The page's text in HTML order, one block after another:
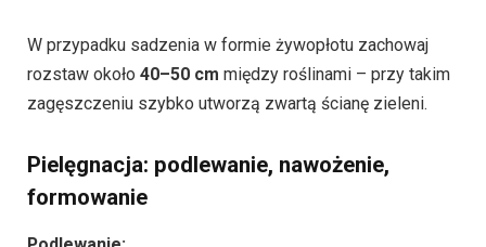
W przypadku sadzenia w formie żywopłotu zachowaj
rozstaw około 40–50 cm między roślinami – przy takim
zagęszczeniu szybko utworzą zwartą ścianę zieleni.
Pielęgnacja: podlewanie, nawożenie,
formowanie